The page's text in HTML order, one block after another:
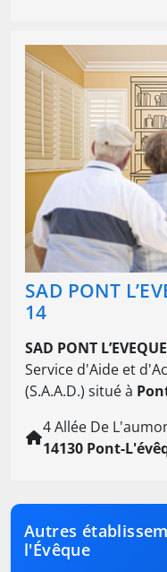
SAD PONT
14
SAD PONT
Service d'Aide et
(S.A.A.D.) situé à
4 Allée De
14130 Pont-
Autres
l'Évêque